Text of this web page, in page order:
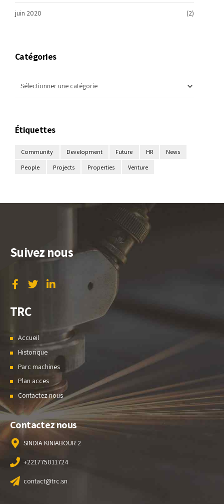
juin 2020 (2)
Catégories
Étiquettes
Community Development Future HR
News
People
Projects Properties Venture
Suivez nous
TRC
Accueil
Historique
Parc machines
Plan acces
Contactez nous
Contactez nous
SINDIA KINIABOUR 2
+221775011724
contact@trc.sn